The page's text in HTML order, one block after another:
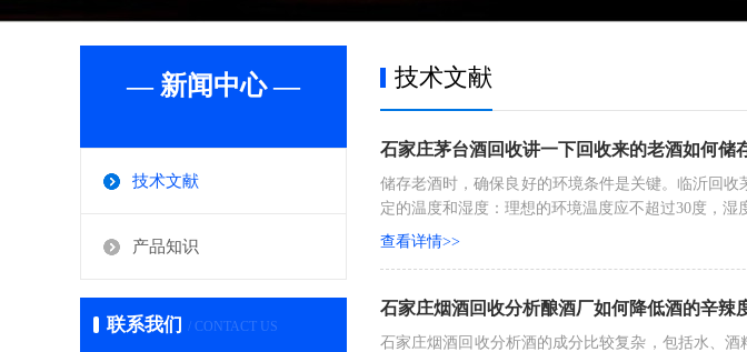
— 新闻中心 —
技术文献
产品知识
联系我们 / CONTACT US
技术文献
石家庄茅台酒回收讲一下回收来的老酒如何储
储存老酒时，确保良好的环境条件是关键。临沂回
定的温度和湿度：理想的环境温度应不超过30度，湿
查看详情>>
石家庄烟酒回收分析酿酒厂如何降低酒的辛辣
石家庄烟酒回收分析酒的成分比较复杂，包括水、